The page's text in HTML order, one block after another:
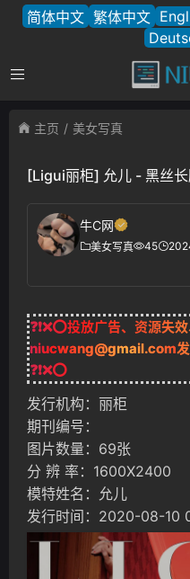
简体中文 繁体中文
主页 美女写真
[Ligui丽柜] 允儿 - 黑丝
牛C网
美女写真 45
❓❗❌⭕投放广告、资源失
niucwang@gmail.com
❓❗❌⭕
发行机构：丽柜
期刊编号：
图片数量：69张
分 辨 率：1600X2400
模特姓名：允儿
发行时间：2020-08-10